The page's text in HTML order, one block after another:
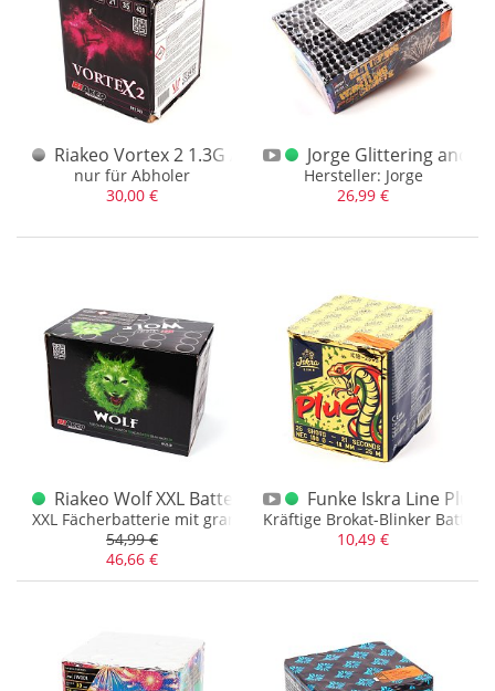
Riakeo Vortex 2 1.3G Abholerartikel
nur für Abholer
30,00 €
Jorge Glittering and
Hersteller: Jorge
26,99 €
Riakeo Wolf XXL Batterie
XXL Fächerbatterie mit grandiosen Goldbuketts und
54,99 €
46,66 €
Funke Iskra Line Pluć
Kräftige Brokat-Blinker
10,49 €